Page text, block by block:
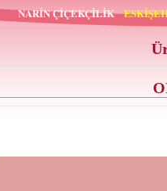
NARİN ÇİÇEKÇİLİK